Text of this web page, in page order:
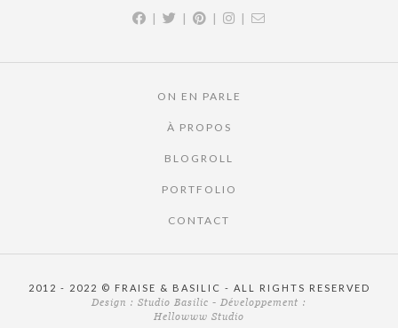
| | | |
ON EN PARLE
À PROPOS
BLOGROLL
PORTFOLIO
CONTACT
2012 - 2022 © FRAISE & BASILIC - ALL RIGHTS RESERVED
Design : Studio Basilic - Développement :
Hellowww Studio